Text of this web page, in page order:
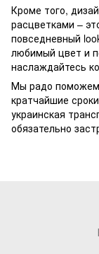
Кроме того,
расцветками –
повседневный
любимый цвет и
наслаждайтесь
Мы радо поможем
кратчайшие
украинская
обязательно